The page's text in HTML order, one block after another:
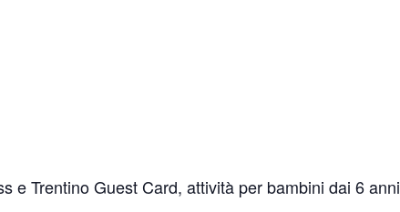
e Trentino Guest Card, attività per bambini dai 6 anni